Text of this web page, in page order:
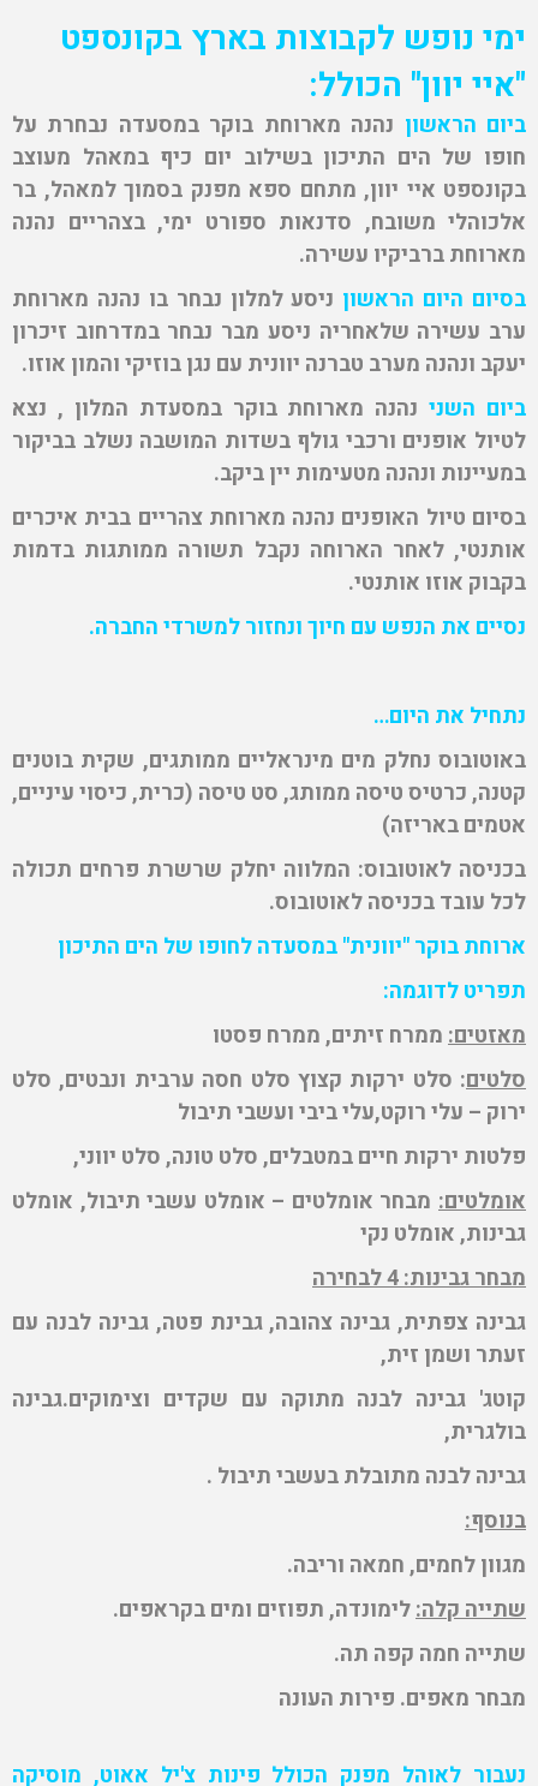
ימי נופש לקבוצות בארץ בקונספט
"איי יוון" הכולל:
ביום הראשון נהנה מארוחת בוקר במסעדה נבחרת על
חופו של הים התיכון בשילוב יום כיף במאהל מעוצב
בקונספט איי יוון, מתחם ספא מפנק בסמוך למאהל, בר
אלכוהלי משובח, סדנאות ספורט ימי, בצהריים נהנה
מארוחת ברביקיו עשירה.
בסיום היום הראשון ניסע למלון נבחר בו נהנה מארוחת
ערב עשירה שלאחריה ניסע מבר נבחר במדרחוב זיכרון
יעקב ונהנה מערב טברנה יוונית עם נגן בוזיקי והמון אוזו.
ביום השני נהנה מארוחת בוקר במסעדת המלון , נצא
לטיול אופנים ורכבי גולף בשדות המושבה נשלב בביקור
במעיינות ונהנה מטעימות יין ביקב.
בסיום טיול האופנים נהנה מארוחת צהריים בבית איכרים
אותנטי, לאחר הארוחה נקבל תשורה ממותגות בדמות
בקבוק אוזו אותנטי.
נסיים את הנפש עם חיוך ונחזור למשרדי החברה.
נתחיל את היום…
באוטובוס נחלק מים מינראליים ממותגים, שקית בוטנים
קטנה, כרטיס טיסה ממותג, סט טיסה (כרית, כיסוי עיניים,
אטמים באריזה)
בכניסה לאוטובוס: המלווה יחלק שרשרת פרחים תכולה
לכל עובד בכניסה לאוטובוס.
ארוחת בוקר "יוונית" במסעדה לחופו של הים התיכון
תפריט לדוגמה:
מאזטים:ממרח זיתים, ממרח פסטו
סלטים: סלט ירקות קצוץ סלט חסה ערבית ונבטים, סלט
ירוק – עלי רוקט,עלי ביבי ועשבי תיבול
פלטות ירקות חיים במטבלים, סלט טונה, סלט יווני,
אומלטים: מבחר אומלטים – אומלט עשבי תיבול, אומלט
גבינות, אומלט נקי
מבחר גבינות: 4 לבחירה
גבינה צפתית, גבינה צהובה, גבינת פטה, גבינה לבנה עם
זעתר ושמן זית,
קוטג' גבינה לבנה מתוקה עם שקדים וצימוקים.גבינה
בולגרית,
גבינה לבנה מתובלת בעשבי תיבול .
בנוסף:
מגוון לחמים, חמאה וריבה.
שתייה קלה:לימונדה, תפוזים ומים בקראפים.
שתייה חמה קפה תה.
מבחר מאפים. פירות העונה
נעבור לאוהל מפנק הכולל פינות צ'יל אאוט, מוסיקה